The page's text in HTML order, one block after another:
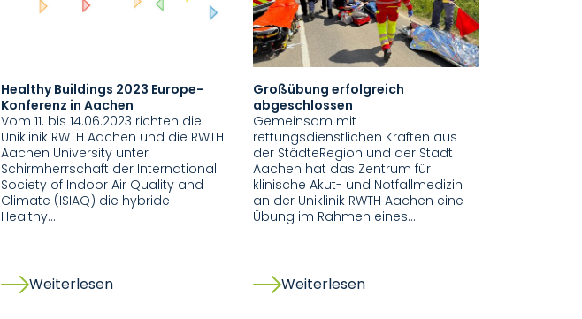
Healthy Buildings 2023 Europe-
Konferenz in Aachen
Vom 11. bis 14.06.2023 richten die
Uniklinik RWTH Aachen und die RWTH
Aachen University unter
Schirmherrschaft der International
Society of Indoor Air Quality and
Climate (ISIAQ) die hybride
Healthy…
Weiterlesen
Großübung erfolgreich
abgeschlossen
Gemeinsam mit
rettungsdienstlichen Kräften aus
der StädteRegion und der Stadt
Aachen hat das Zentrum für
klinische Akut- und Notfallmedizin
an der Uniklinik RWTH Aachen eine
Übung im Rahmen eines…
Weiterlesen